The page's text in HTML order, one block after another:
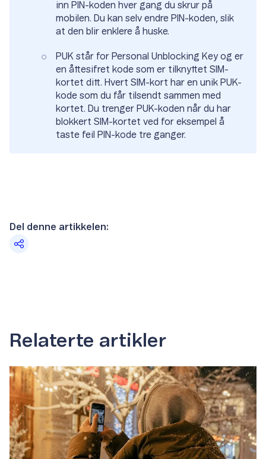
inn PIN-koden hver gang du skrur på
mobilen. Du kan selv endre PIN-koden, slik
at den blir enklere å huske.
PUK står for Personal Unblocking Key og er
en åttesifret kode som er tilknyttet SIM-
kortet ditt. Hvert SIM-kort har en unik PUK-
kode som du får tilsendt sammen med
kortet. Du trenger PUK-koden når du har
blokkert SIM-kortet ved for eksempel å
taste feil PIN-kode tre ganger.
Del denne artikkelen:
Relaterte artikler